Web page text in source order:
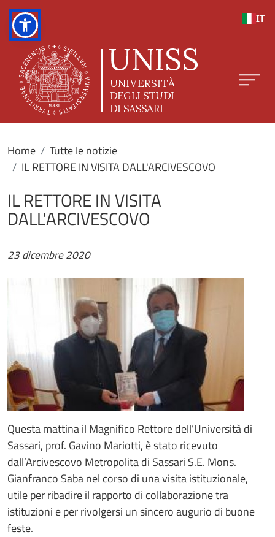
IT
Home
Tutte le notizie
IL RETTORE IN VISITA DALL'ARCIVESCOVO
IL RETTORE IN VISITA
DALL'ARCIVESCOVO
23 dicembre 2020
Questa mattina il Magnifico Rettore dell’Università di
Sassari, prof. Gavino Mariotti, è stato ricevuto
dall’Arcivescovo Metropolita di Sassari S.E. Mons.
Gianfranco Saba nel corso di una visita istituzionale,
utile per ribadire il rapporto di collaborazione tra
istituzioni e per rivolgersi un sincero augurio di buone
feste.